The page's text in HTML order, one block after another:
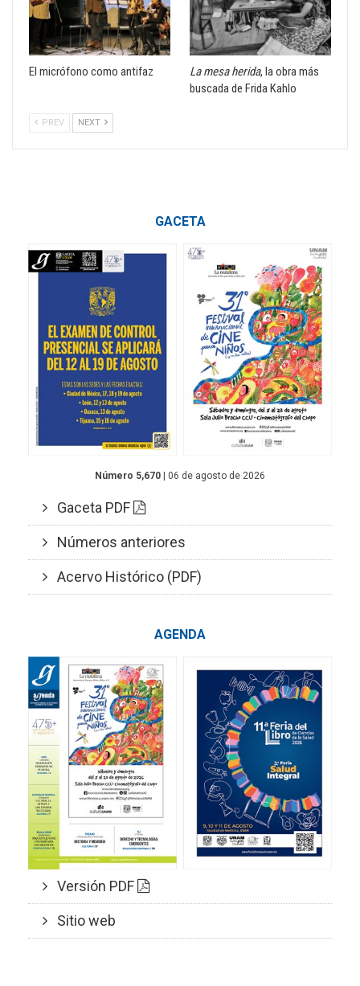
El micrófono como antifaz La mesa herida, la obra más
buscada de Frida Kahlo
PREV NEXT
GACETA
Número 5,670 | 06 de agosto de 2026
Gaceta PDF
Números anteriores
Acervo Histórico (PDF)
AGENDA
Versión PDF
Sitio web